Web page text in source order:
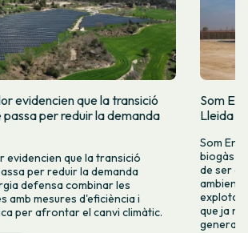
evidencien que la transició
per reduir la demanda
evidencien que la transició
per reduir la demanda
defensa combinar les
amb mesures d'eficiència i
per afrontar el canvi climàtic.
Som
Lleida
Som
biogàs
de ser
que ja